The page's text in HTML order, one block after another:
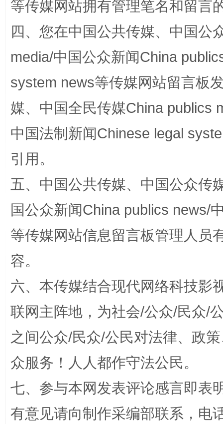
阿坝州三大球赛在茂县开幕 规模
国家大学科技园优化重塑工作
等传媒网站拥有管理笔名和留言
四、您在中国公共传媒、中国公
media/中国公众新闻China
system news等传媒网站留言板
媒、中国全民传媒China publics
中国法制新闻Chinese legal
引用。
五、中国公共传媒、中国公众传
国公众新闻China publics news/
等传媒网站信息留言板管理人员
容。
六、本传媒结合现代网络科技影
联网主阵地，为社会/公众/民众/
之间公众/民众/公民对法律、政
众服务！人人都作守法公民。
七、参与本网发表评论感言即表
有意见请向制作采编部联系，电